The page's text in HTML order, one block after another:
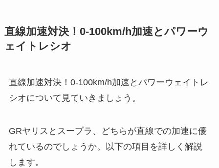
直線加速対決！0-100km/h加速とパワーウ
ェイトレシオ
直線加速対決！0-100km/h加速とパワーウェイトレ
シオについて見ていきましょう。
GRヤリスとスープラ、どちらが直線での加速に優
れているのでしょうか。以下の項目を詳しく解説
します。